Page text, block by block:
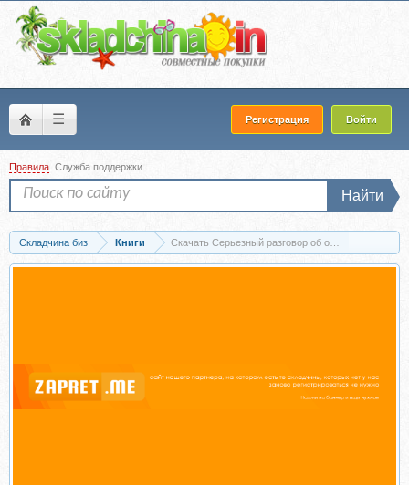
☰ Регистрация Войти
Правила Служба поддержки
Найти
Складчина биз Книги Скачать Серьезный разговор об